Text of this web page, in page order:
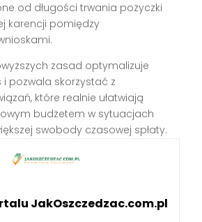
od długości trwania pożyczki
karencji pomiędzy
zasad optymalizuje
pozwala skorzystać z
które realnie ułatwiają
budżetem w sytuacjach
swobody czasowej spłaty.
JakOszczedzac.com.pl